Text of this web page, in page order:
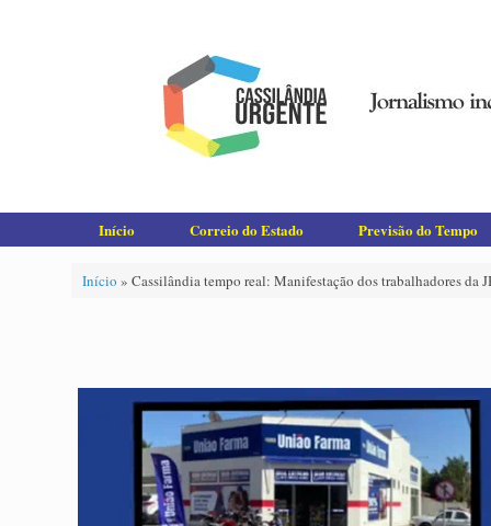
Início Correio do Estado Previsão do Tempo
Início » Cassilândia tempo real: Manifestação dos trabalhadores da